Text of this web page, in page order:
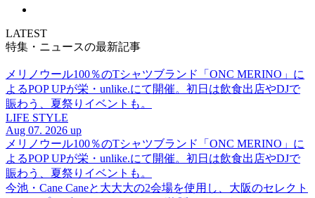
LATEST
特集・ニュースの最新記事
メリノウール100％のTシャツブランド「ONC MERINO」に
よるPOP UPが栄・unlike.にて開催。初日は飲食出店やDJで
賑わう、夏祭りイベントも。
LIFE STYLE
Aug 07. 2026 up
メリノウール100％のTシャツブランド「ONC MERINO」に
よるPOP UPが栄・unlike.にて開催。初日は飲食出店やDJで
賑わう、夏祭りイベントも。
今池・Cane Caneと大大大の2会場を使用し、大阪のセレクト